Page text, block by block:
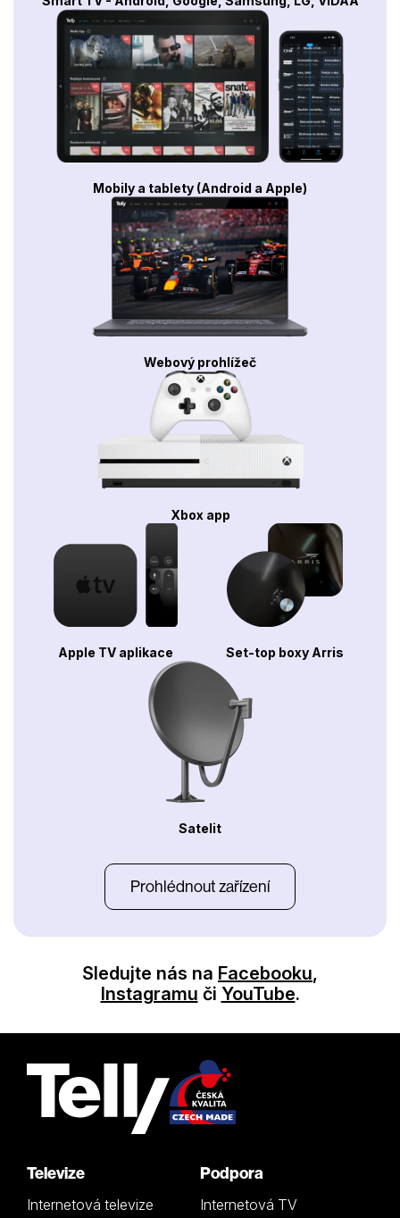
Mobily a tablety (Android a Apple)
Webový prohlížeč
Xbox app
Apple TV aplikace Set-top boxy Arris
Satelit
Prohlédnout zařízení
Sledujte nás na Facebooku,
Instagramu či YouTube.
Televize
Internetová televize
Podpora
Internetová TV